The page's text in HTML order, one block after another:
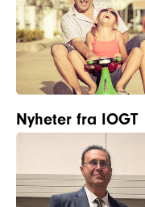
Nyheter fra IOGT